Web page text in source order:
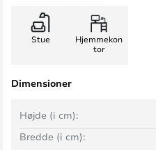
Stue
Hjemmekon
tor
Dimensioner
Bredde (i cm):
Højde (i cm):